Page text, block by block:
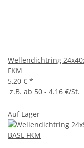
Wellendichtring
FKM
5,20 € *
z.B. ab 50 - 4.16 €/St.
Auf Lager